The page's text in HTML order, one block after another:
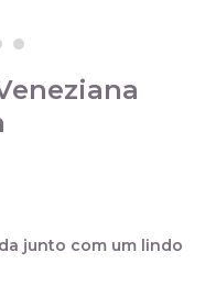
junto com um lindo